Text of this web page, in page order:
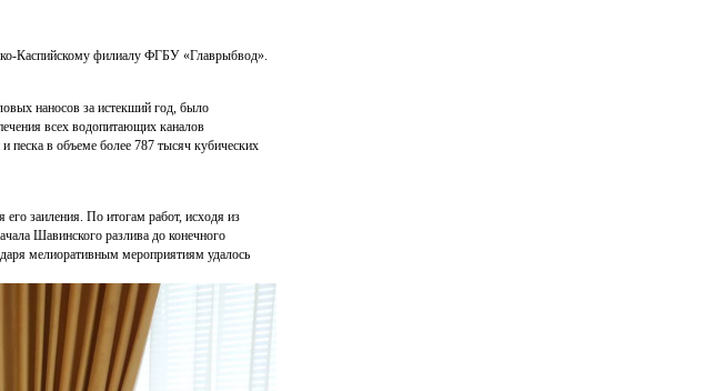
Каспийскому филиалу ФГБУ «Главрыбвод».
наносов за истекший год, было
всех водопитающих каналов
песка в объеме более 787 тысяч кубических
заиления. По итогам работ, исходя из
Шавинского разлива до конечного
мелиоративным мероприятиям удалось